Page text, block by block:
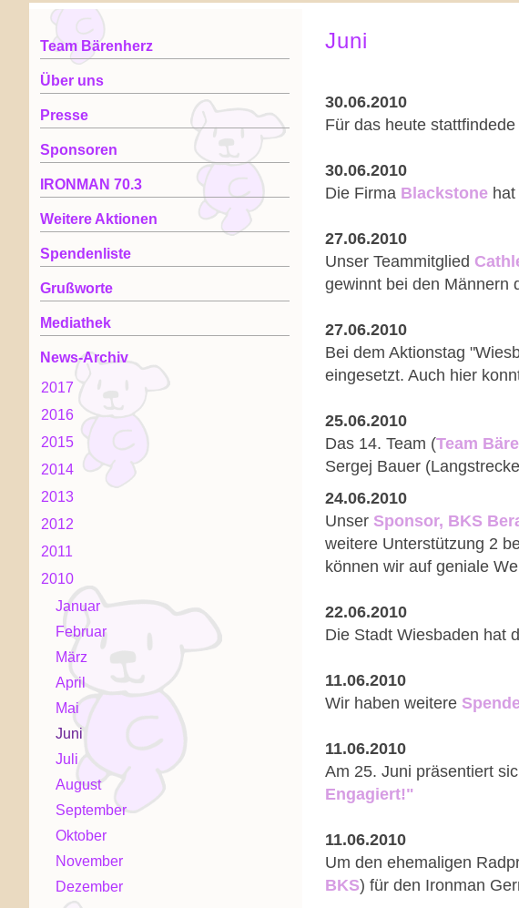
Juni
30.06.2010
Für das heute
30.06.2010
Die Firma Blackstone
27.06.2010
Unser Teammitglied
gewinnt bei den Männern
27.06.2010
Bei dem Aktionstag
eingesetzt. Auch hier
25.06.2010
Das 14. Team (Team
Sergej Bauer
24.06.2010
Unser Sponsor, BKS
weitere Unterstützung 2
können wir auf geniale
22.06.2010
Die Stadt Wiesbaden hat
11.06.2010
Wir haben weitere
11.06.2010
Am 25. Juni präsentiert
Engagiert!"
11.06.2010
Um den ehemaligen
BKS) für den Ironman
Team Bärenherz
Über uns
Presse
Sponsoren
IRONMAN 70.3
Weitere Aktionen
Spendenliste
Grußworte
Mediathek
News-Archiv
2017
2016
2015
2014
2013
2012
2011
2010
Januar
Februar
März
April
Mai
Juni
Juli
August
September
Oktober
November
Dezember